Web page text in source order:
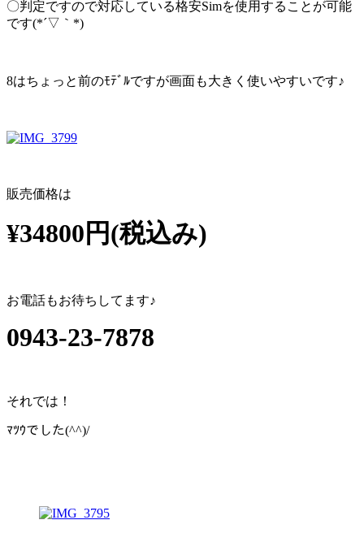
〇判定ですので対応している格安Simを使用することが可能
です(*´▽｀*)
8はちょっと前のﾓﾃﾞﾙですが画面も大きく使いやすいです♪
販売価格は
¥34800円(税込み)
お電話もお待ちしてます♪
0943-23-7878
それでは！
ﾏﾂｳでした(^^)/